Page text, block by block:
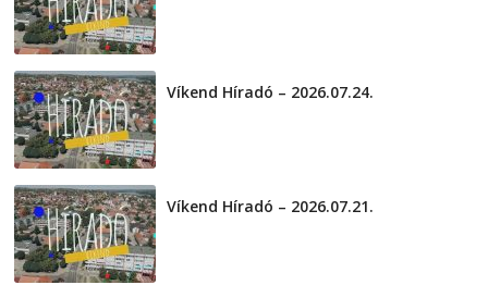
Víkend Híradó – 2026.07.24.
Víkend Híradó – 2026.07.21.